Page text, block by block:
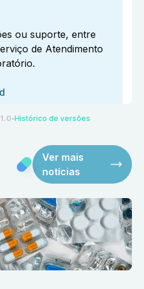
ou suporte, entre
de Atendimento
●Histórico de versões
Ver mais
notícias